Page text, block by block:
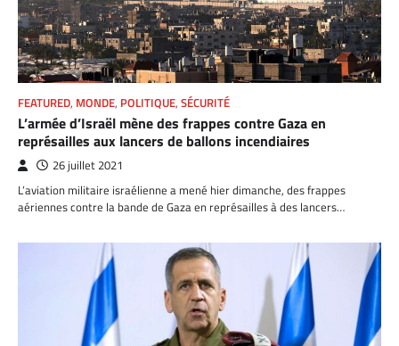
FEATURED, MONDE, POLITIQUE, SÉCURITÉ
L’armée d’Israël mène des frappes contre Gaza en
représailles aux lancers de ballons incendiaires
26 juillet 2021
L’aviation militaire israélienne a mené hier dimanche, des frappes
aériennes contre la bande de Gaza en représailles à des lancers…